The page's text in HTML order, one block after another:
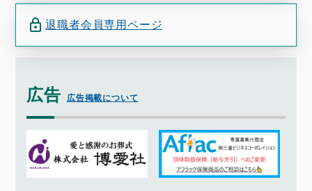
退職者会員専用ページ
広告 広告掲載について